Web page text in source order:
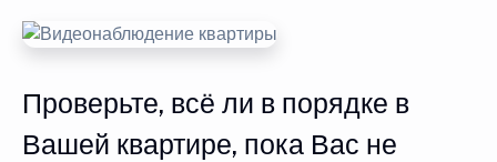
Проверьте, всё ли в порядке в
Вашей квартире, пока Вас не